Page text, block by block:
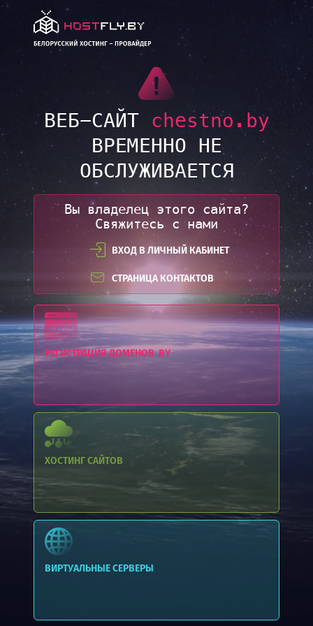
ВЕБ-САЙТ chestno.by
ВРЕМЕННО НЕ
ОБСЛУЖИВАЕТСЯ
Вы владелец этого сайта?
Свяжитесь с нами
ВХОД В ЛИЧНЫЙ КАБИНЕТ
СТРАНИЦА КОНТАКТОВ
РЕГИСТРАЦИЯ ДОМЕНОВ .BY
ХОСТИНГСАЙТОВ
ВИРТУАЛЬНЫЕ СЕРВЕРЫ